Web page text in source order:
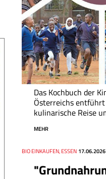
Das Kochbuch der
Österreichs
kulinarische Reise
MEHR
Thema
BIO EINKAUFEN, ESSEN
Datum 17.06.2026